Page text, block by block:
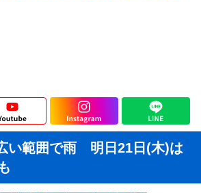
い範囲で雨 明日21日(木)は